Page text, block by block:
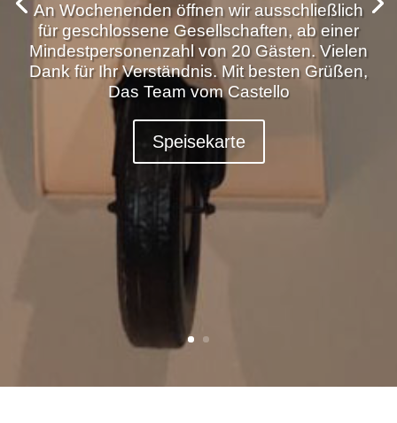
An Wochenenden öffnen wir ausschließlich
für geschlossene Gesellschaften, ab einer
Mindestpersonenzahl von 20 Gästen. Vielen
Dank für Ihr Verständnis. Mit besten Grüßen,
Das Team vom Castello
Speisekarte